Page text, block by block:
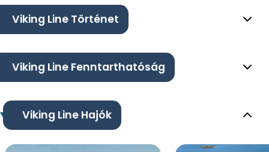
Viking Line Történet
Viking Line Fenntarthatóság
Viking Line Hajók